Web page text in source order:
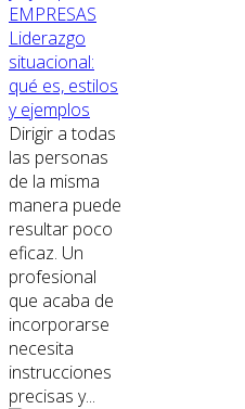
EMPRESAS
Liderazgo
situacional:
qué es, estilos
y ejemplos
Dirigir a todas
las personas
de la misma
manera puede
resultar poco
eficaz. Un
profesional
que acaba de
incorporarse
necesita
instrucciones
precisas y...